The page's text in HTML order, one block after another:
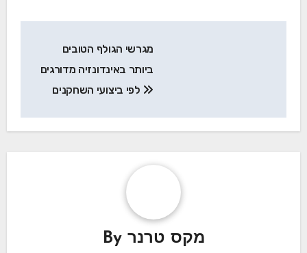
navigation
מגרשי הגולף הטובים
ביותר באינדונזיה מדורגים
By מקס טרנר